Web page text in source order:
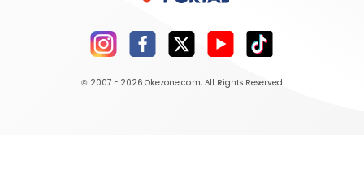
© 2007 - 2026 Okezone.com, All Rights Reserved